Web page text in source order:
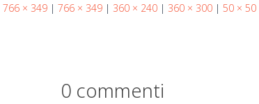
766 × 349 | 766 × 349 | 360 × 240 | 360 × 300 | 50 × 50
0 commenti